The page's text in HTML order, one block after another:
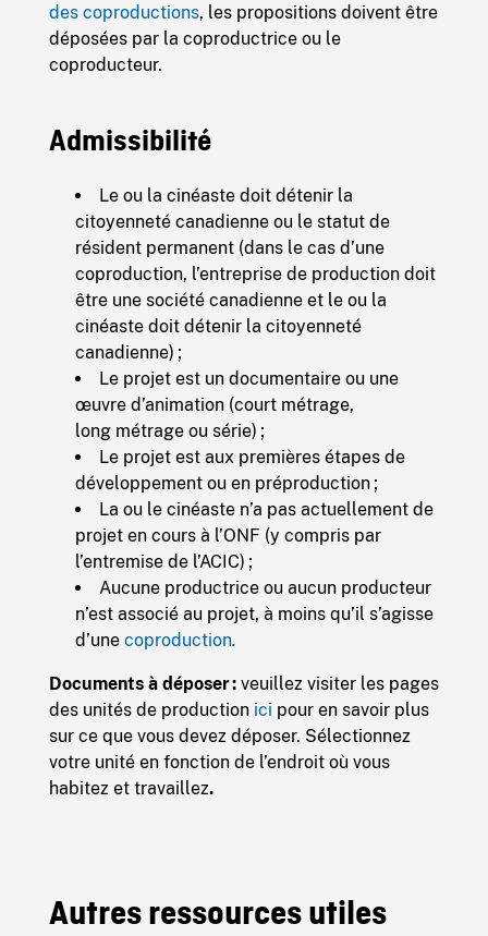
des coproductions, les propositions doivent être
déposées par la coproductrice ou le
coproducteur.
Admissibilité
Le ou la cinéaste doit détenir la
citoyenneté canadienne ou le statut de
résident permanent (dans le cas d’une
coproduction, l’entreprise de production doit
être une société canadienne et le ou la
cinéaste doit détenir la citoyenneté
canadienne) ;
Le projet est un documentaire ou une
œuvre d’animation (court métrage,
long métrage ou série) ;
Le projet est aux premières étapes de
développement ou en préproduction ;
La ou le cinéaste n’a pas actuellement de
projet en cours à l’ONF (y compris par
l’entremise de l’ACIC) ;
Aucune productrice ou aucun producteur
n’est associé au projet, à moins qu’il s’agisse
d’une coproduction.
Documents à déposer :veuillez visiter les pages
des unités de production ici pour en savoir plus
sur ce que vous devez déposer. Sélectionnez
votre unité en fonction de l’endroit où vous
habitez et travaillez.
Autres ressources utiles